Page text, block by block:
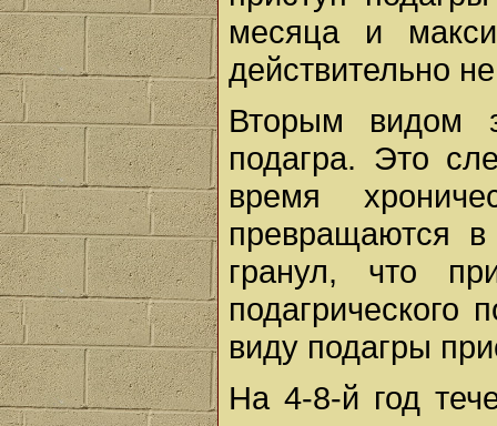
месяца и
действительно
Вторым видом
подагра. Это
время
превращаются
гранул, что
подагрического
виду подагры
На 4-8-й год